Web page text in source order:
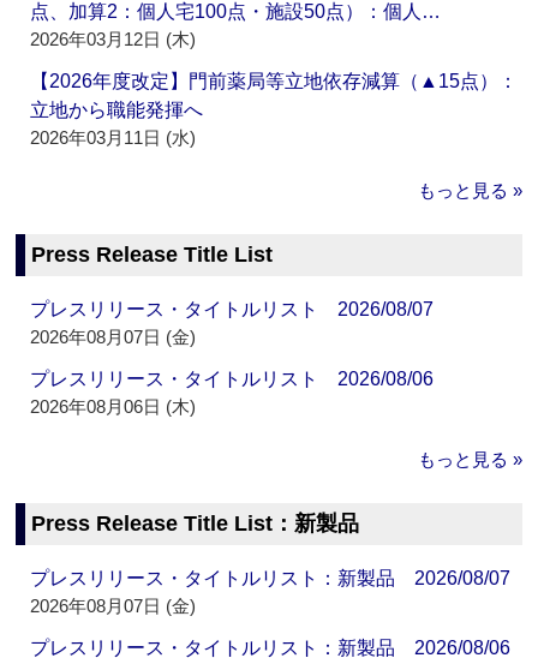
点、加算2：個人宅100点・施設50点）：個人…
2026年03月12日 (木)
【2026年度改定】門前薬局等立地依存減算（▲15点）：
立地から職能発揮へ
2026年03月11日 (水)
もっと見る »
Press Release Title List
プレスリリース・タイトルリスト 2026/08/07
2026年08月07日 (金)
プレスリリース・タイトルリスト 2026/08/06
2026年08月06日 (木)
もっと見る »
Press Release Title List：新製品
プレスリリース・タイトルリスト：新製品 2026/08/07
2026年08月07日 (金)
プレスリリース・タイトルリスト：新製品 2026/08/06